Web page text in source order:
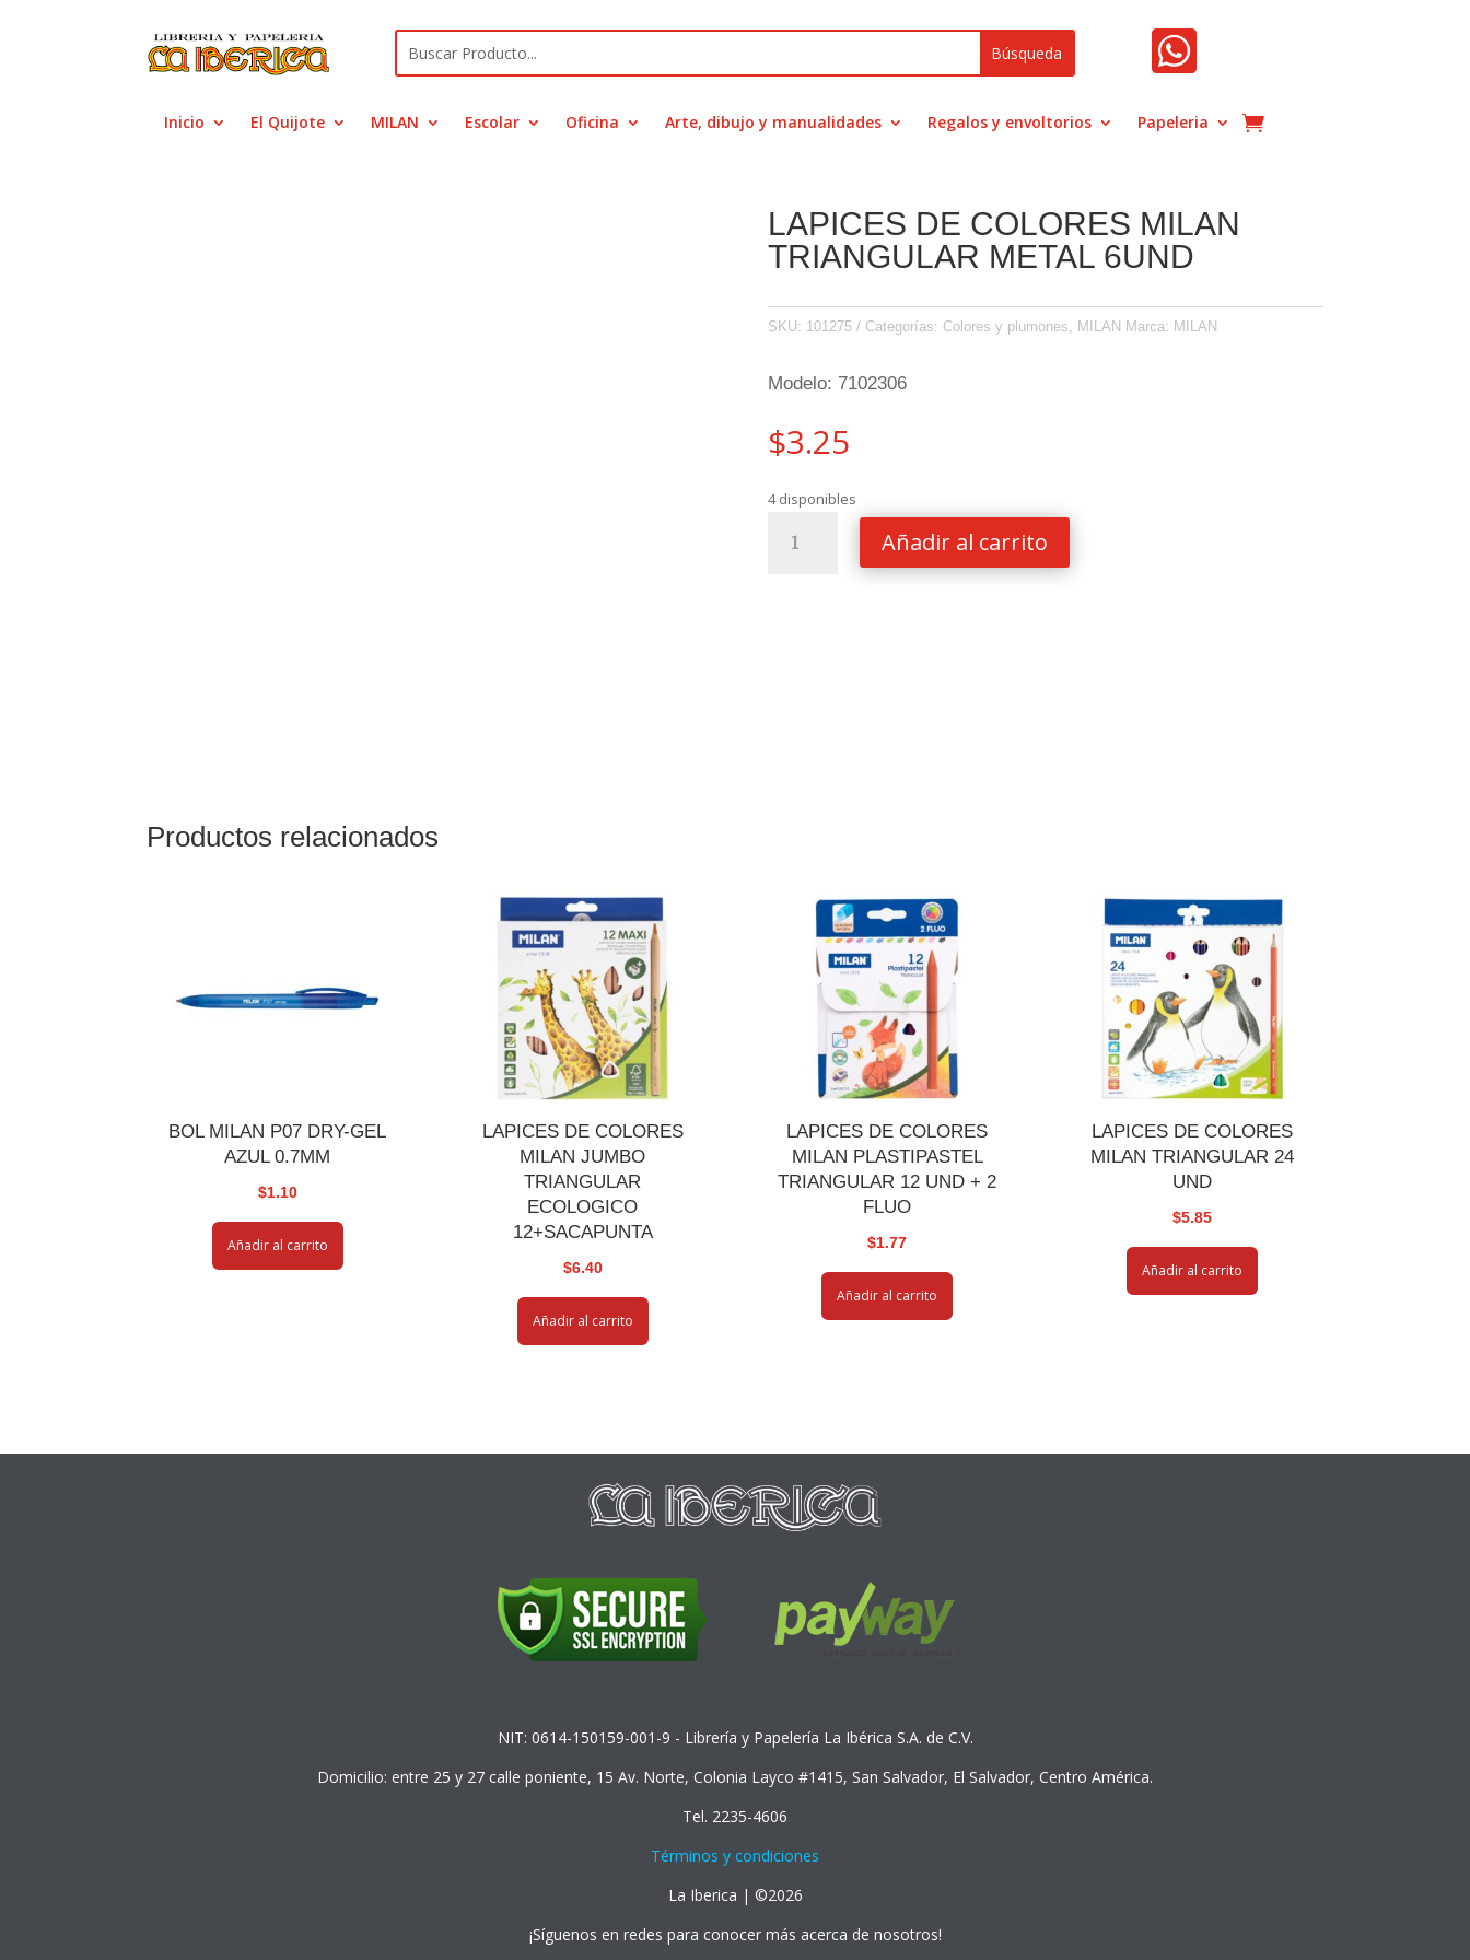

Inicio El Quijote MILAN Escolar Oficina Arte, dibujo y manualidades Regalos y envoltorios Papeleria
LAPICES DE COLORES MILAN
TRIANGULAR METAL 6UND
SKU: 101275 Categorías: Colores y plumones MILAN Marca: MILAN
Modelo: 7102306
$3.25
4 disponibles
Añadir al carrito
Productos relacionados
BOL MILAN P07 DRY-GEL
AZUL 0.7MM
$1.10
Añadir al carrito
LAPICES DE COLORES
MILAN JUMBO
TRIANGULAR
ECOLOGICO
12+SACAPUNTA
$6.40
Añadir al carrito
LAPICES DE COLORES
MILAN PLASTIPASTEL
TRIANGULAR 12 UND + 2
FLUO
$1.77
Añadir al carrito
LAPICES DE COLORES
MILAN TRIANGULAR 24
UND
$5.85
Añadir al carrito
NIT: 0614-150159-001-9 - Librería y Papelería La Ibérica S.A. de C.V.
Domicilio: entre 25 y 27 calle poniente, 15 Av. Norte, Colonia Layco #1415, San Salvador, El Salvador, Centro América.
Tel. 2235-4606
Términos y condiciones
La Iberica | ©2026
¡Síguenos en redes para conocer más acerca de nosotros!